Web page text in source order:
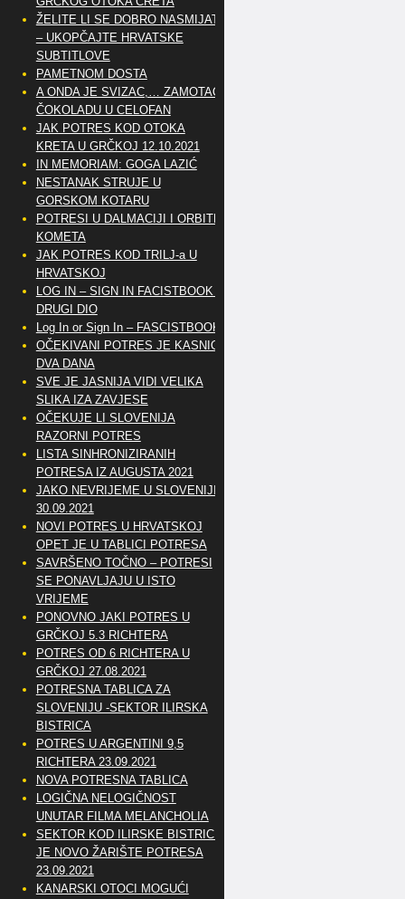
ŽELITE LI SE DOBRO NASMIJATI
– UKOPČAJTE HRVATSKE
SUBTITLOVE
PAMETNOM DOSTA
A ONDA JE SVIZAC,… ZAMOTAO
ČOKOLADU U CELOFAN
JAK POTRES KOD OTOKA
KRETA U GRČKOJ 12.10.2021
IN MEMORIAM: GOGA LAZIĆ
NESTANAK STRUJE U
GORSKOM KOTARU
POTRESI U DALMACIJI I ORBITE
KOMETA
JAK POTRES KOD TRILJ-a U
HRVATSKOJ
LOG IN – SIGN IN FACISTBOOK –
DRUGI DIO
Log In or Sign In – FASCISTBOOK
OČEKIVANI POTRES JE KASNIO
DVA DANA
SVE JE JASNIJA VIDI VELIKA
SLIKA IZA ZAVJESE
OČEKUJE LI SLOVENIJA
RAZORNI POTRES
LISTA SINHRONIZIRANIH
POTRESA IZ AUGUSTA 2021
JAKO NEVRIJEME U SLOVENIJI
30.09.2021
NOVI POTRES U HRVATSKOJ
OPET JE U TABLICI POTRESA
SAVRŠENO TOČNO – POTRESI
SE PONAVLJAJU U ISTO
VRIJEME
PONOVNO JAKI POTRES U
GRČKOJ 5.3 RICHTERA
POTRES OD 6 RICHTERA U
GRČKOJ 27.08.2021
POTRESNA TABLICA ZA
SLOVENIJU -SEKTOR ILIRSKA
BISTRICA
POTRES U ARGENTINI 9,5
RICHTERA 23.09.2021
NOVA POTRESNA TABLICA
LOGIČNA NELOGIČNOST
UNUTAR FILMA MELANCHOLIA
SEKTOR KOD ILIRSKE BISTRICE
JE NOVO ŽARIŠTE POTRESA
23.09.2021
KANARSKI OTOCI MOGUĆI